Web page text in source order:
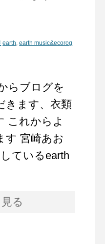
earth,earth music&ecorog
らブログを
きます、衣類
これからよ
す 宮崎あお
ているearth
る